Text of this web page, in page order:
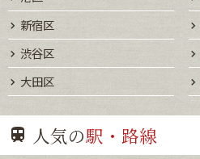
新宿区
渋谷区
大田区
人気の駅・路線